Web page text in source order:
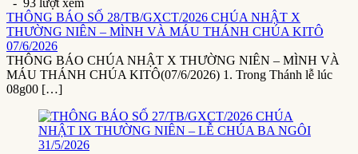
- 93 lượt xem
THÔNG BÁO SỐ 28/TB/GXCT/2026 CHÚA NHẬT X
THƯỜNG NIÊN – MÌNH VÀ MÁU THÁNH CHÚA KITÔ
07/6/2026
THÔNG BÁO CHÚA NHẬT X THƯỜNG NIÊN – MÌNH VÀ
MÁU THÁNH CHÚA KITÔ(07/6/2026) 1. Trong Thánh lễ lúc
08g00 […]